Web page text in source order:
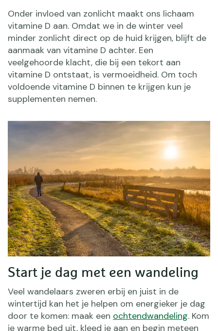
Onder invloed van zonlicht maakt ons lichaam
vitamine D aan. Omdat we in de winter veel
minder zonlicht direct op de huid krijgen, blijft de
aanmaak van vitamine D achter. Een
veelgehoorde klacht, die bij een tekort aan
vitamine D ontstaat, is vermoeidheid. Om toch
voldoende vitamine D binnen te krijgen kun je
supplementen nemen.
Start je dag met een wandeling
Veel wandelaars zweren erbij en juist in de
wintertijd kan het je helpen om energieker je dag
door te komen: maak een ochtendwandeling. Kom
je warme bed uit, kleed je aan en begin meteen